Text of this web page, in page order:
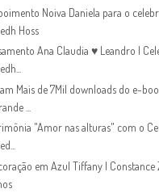
Noiva Daniela para o
Hoss
Ana Claudia ♥ Leandro |
Mais de 7Mil downloads do e-
...
"Amor nas alturas" com o
em Azul Tiffany | Constance